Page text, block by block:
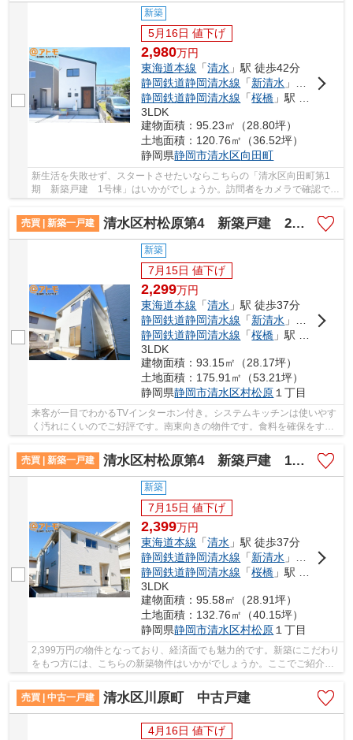
新築
5月16日 値下げ
2,980万円
東海道本線 「清水 」駅 徒歩42分
静岡鉄道静岡清水線 「新清水 」駅 徒歩32分
静岡鉄道静岡清水線 「桜橋 」駅 徒歩24分
3LDK
建物面積：95.23㎡（28.80坪）
土地面積：120.76㎡（36.52坪）
静岡県静岡市清水区向田町
新生活を失敗せず、スタートさせたいならこちらの「清水区向田町第1
期 新築戸建 1号棟」はいかがでしょうか。訪問者をカメラで確認でき
売買 | 新築一戸建
清水区村松原第4 新築戸建 2号棟
新築
7月15日 値下げ
2,299万円
東海道本線 「清水 」駅 徒歩37分
静岡鉄道静岡清水線 「新清水 」駅 徒歩27分
静岡鉄道静岡清水線 「桜橋 」駅 徒歩26分
3LDK
建物面積：93.15㎡（28.17坪）
土地面積：175.91㎡（53.21坪）
静岡県静岡市清水区村松原１丁目
来客が一目でわかるTVインターホン付き。システムキッチンは使いやす
く汚れにくいのでご好評です。南東向きの物件です。食料を確保をする
売買 | 新築一戸建
清水区村松原第4 新築戸建 1号棟
新築
7月15日 値下げ
2,399万円
東海道本線 「清水 」駅 徒歩37分
静岡鉄道静岡清水線 「新清水 」駅 徒歩27分
静岡鉄道静岡清水線 「桜橋 」駅 徒歩26分
3LDK
建物面積：95.58㎡（28.91坪）
土地面積：132.76㎡（40.15坪）
静岡県静岡市清水区村松原 １丁目
2,399万円の物件となっており、経済面でも魅力的です。新築にこだわり
をもつ方には、こちらの新築物件はいかがでしょうか。ここでご紹介し
売買 | 中古一戸建
清水区川原町 中古戸建
4月16日 値下げ